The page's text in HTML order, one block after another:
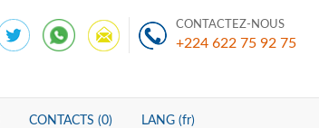
CONTACTEZ-NOUS
+224 622 75 92 75
CONTACTS (0) LANG (fr)